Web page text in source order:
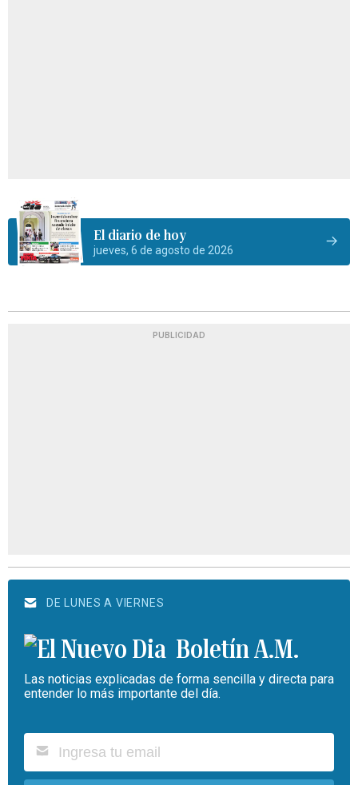
El diario de hoy
jueves, 6 de agosto de 2026
PUBLICIDAD
DE LUNES A VIERNES
Boletín A.M.
Las noticias explicadas de forma sencilla y directa para
entender lo más importante del día.